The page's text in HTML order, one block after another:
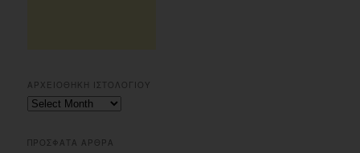
ΑΡΧΕΙΟΘΗΚΗ ΙΣΤΟΛΟΓΙΟΥ
Αρχειοθηκη
ΠΡΟΣΦΑΤΑ ΑΡΘΡΑ